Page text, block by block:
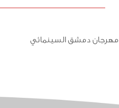
مهرجان دمشق السينمائي